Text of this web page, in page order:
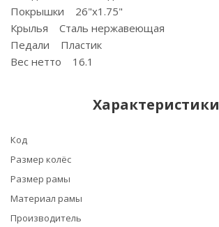
Покрышки 26"x1.75"
Крылья Сталь нержавеющая
Педали Пластик
Вес нетто 16.1
Характеристики
Код
Размер колёс
Размер рамы
Материал рамы
Производитель